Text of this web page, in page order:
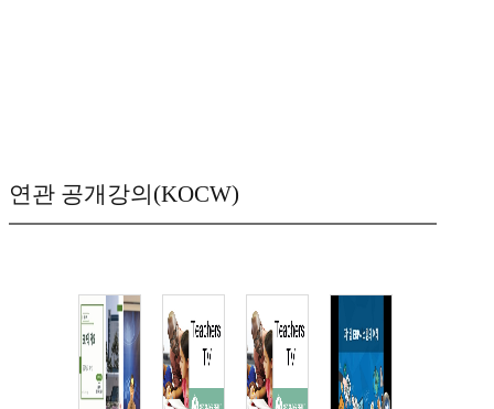
연관 공개강의(KOCW)